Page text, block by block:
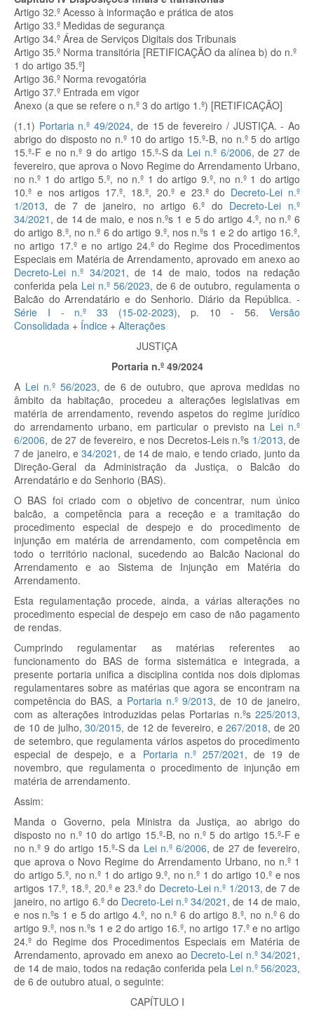
Artigo 32.º Acesso à informação e prática de atos
Artigo 33.º Medidas de segurança
Artigo 34.º Área de Serviços Digitais dos Tribunais
Artigo 35.º Norma transitória [RETIFICAÇÃO da alínea b) do n.º
1 do artigo 35.º]
Artigo 36.º Norma revogatória
Artigo 37.º Entrada em vigor
Anexo (a que se refere o n.º 3 do artigo 1.º) [RETIFICAÇÃO]
(1.1) Portaria n.º 49/2024, de 15 de fevereiro / JUSTIÇA. - Ao
abrigo do disposto no n.º 10 do artigo 15.º-B, no n.º 5 do artigo
15.º-F e no n.º 9 do artigo 15.º-S da Lei n.º 6/2006, de 27 de
fevereiro, que aprova o Novo Regime do Arrendamento Urbano,
no n.º 1 do artigo 5.º, no n.º 1 do artigo 9.º, no n.º 1 do artigo
10.º e nos artigos 17.º, 18.º, 20.º e 23.º do Decreto-Lei n.º
1/2013, de 7 de janeiro, no artigo 6.º do Decreto-Lei n.º
34/2021 , de 14 de maio, e nos n.ºs 1 e 5 do artigo 4.º, no n.º 6
do artigo 8.º, no n.º 6 do artigo 9.º, nos n.ºs 1 e 2 do artigo 16.º,
no artigo 17.º e no artigo 24.º do Regime dos Procedimentos
Especiais em Matéria de Arrendamento, aprovado em anexo ao
Decreto-Lei n.º 34/2021 , de 14 de maio, todos na redação
conferida pela Lei n.º 56/2023, de 6 de outubro, regulamenta o
Balcão do Arrendatário e do Senhorio. Diário da República. -
Série I - n.º 33 (15-02-2023), p. 10 - 56.Versão
Consolidada + Índice + Alterações
JUSTIÇA
Portaria n.º 49/2024
A Lei n.º 56/2023, de 6 de outubro, que aprova medidas no
âmbito da habitação, procedeu a alterações legislativas em
matéria de arrendamento, revendo aspetos do regime jurídico
do arrendamento urbano, em particular o previsto na Lei n.º
6/2006, de 27 de fevereiro, e nos Decretos-Leis n.ºs 1/2013, de
7 de janeiro, e34/2021 , de 14 de maio, e tendo criado, junto da
Direção-Geral da Administração da Justiça, o Balcão do
Arrendatário e do Senhorio (BAS).
O BAS foi criado com o objetivo de concentrar, num único
balcão, a competência para a receção e a tramitação do
procedimento especial de despejo e do procedimento de
injunção em matéria de arrendamento, com competência em
todo o território nacional, sucedendo ao Balcão Nacional do
Arrendamento e ao Sistema de Injunção em Matéria do
Arrendamento.
Esta regulamentação procede, ainda, a várias alterações no
procedimento especial de despejo em caso de não pagamento
de rendas.
Cumprindo regulamentar as matérias referentes ao
funcionamento do BAS de forma sistemática e integrada, a
presente portaria unifica a disciplina contida nos dois diplomas
regulamentares sobre as matérias que agora se encontram na
competência do BAS, a Portaria n.º 9/2013, de 10 de janeiro,
com as alterações introduzidas pelas Portarias n.ºs 225/2013,
de 10 de julho,30/2015, de 12 de fevereiro, e267/2018, de 20
de setembro, que regulamenta vários aspetos do procedimento
especial de despejo, e a Portaria n.º 257/2021 , de 19 de
novembro, que regulamenta o procedimento de injunção em
matéria de arrendamento.
Assim:
Manda o Governo, pela Ministra da Justiça, ao abrigo do
disposto no n.º 10 do artigo 15.º-B, no n.º 5 do artigo 15.º-F e
no n.º 9 do artigo 15.º-S da Lei n.º 6/2006, de 27 de fevereiro,
que aprova o Novo Regime do Arrendamento Urbano, no n.º 1
do artigo 5.º, no n.º 1 do artigo 9.º, no n.º 1 do artigo 10.º e nos
artigos 17.º, 18.º, 20.º e 23.º do Decreto-Lei n.º 1/2013, de 7 de
janeiro, no artigo 6.º do Decreto-Lei n.º 34/2021 , de 14 de maio,
e nos n.ºs 1 e 5 do artigo 4.º, no n.º 6 do artigo 8.º, no n.º 6 do
artigo 9.º, nos n.ºs 1 e 2 do artigo 16.º, no artigo 17.º e no artigo
24.º do Regime dos Procedimentos Especiais em Matéria de
Arrendamento, aprovado em anexo ao Decreto-Lei n.º 34/2021 ,
de 14 de maio, todos na redação conferida pela Lei n.º 56/2023,
de 6 de outubro atual, o seguinte:
CAPÍTULO I